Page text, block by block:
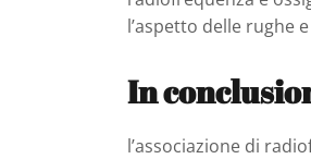
l’aspetto delle rughe
In
l’associazione di